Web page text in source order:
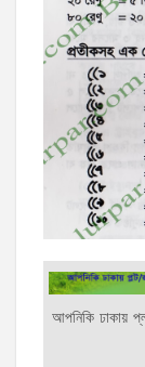
আপনিকি ঢাকায়